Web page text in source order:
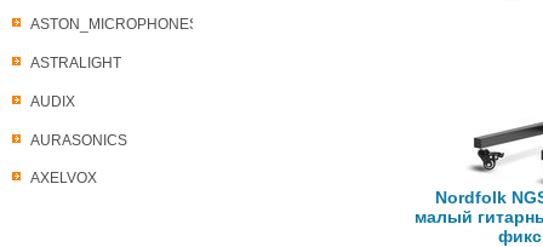
ASTON_MICROPHONES
ASTRALIGHT
AUDIX
AURASONICS
AXELVOX
Nordfolk
малый